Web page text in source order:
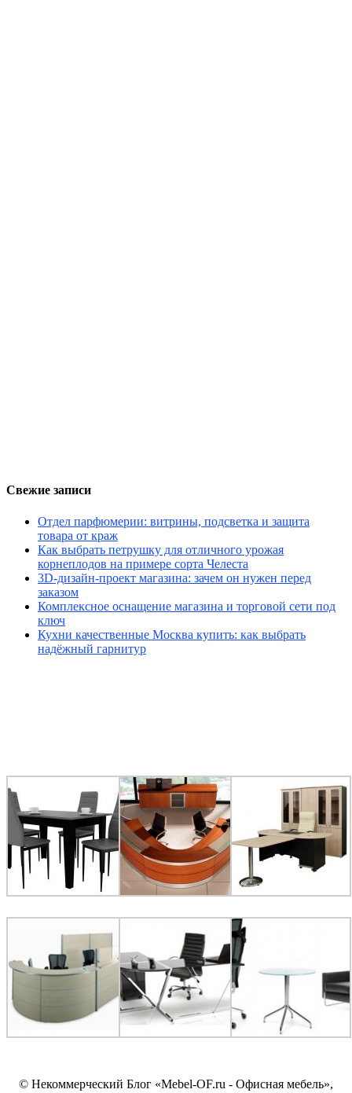
Свежие записи
Отдел парфюмерии: витрины, подсветка и защита
товара от краж
Как выбрать петрушку для отличного урожая
корнеплодов на примере сорта Челеста
3D-дизайн-проект магазина: зачем он нужен перед
заказом
Комплексное оснащение магазина и торговой сети под
ключ
Кухни качественные Москва купить: как выбрать
надёжный гарнитур
© Некоммерческий Блог «Mebel-OF.ru - Офисная мебель»,